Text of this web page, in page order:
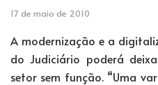
17 de maio de 2010
A modernização e a
do Judiciário poderá
setor sem função. “Uma